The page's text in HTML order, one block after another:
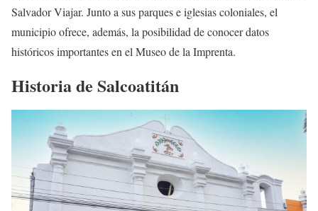
Salvador Viajar. Junto a sus parques e iglesias coloniales, el
municipio ofrece, además, la posibilidad de conocer datos
históricos importantes en el Museo de la Imprenta.
Historia de Salcoatitán